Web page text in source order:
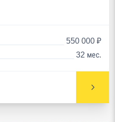
550 000 ₽
32 мес.